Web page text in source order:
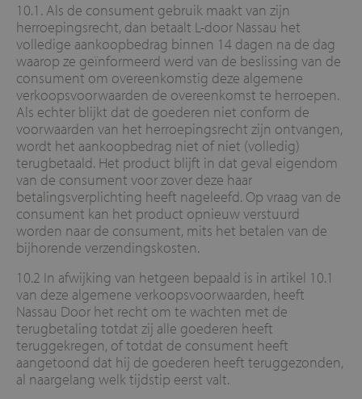
10.1. Als de consument gebruik maakt van zijn
herroepingsrecht, dan betaalt L-door Nassau het
volledige aankoopbedrag binnen 14 dagen na de dag
waarop ze geïnformeerd werd van de beslissing van de
consument om overeenkomstig deze algemene
verkoopsvoorwaarden de overeenkomst te herroepen.
Als echter blijkt dat de goederen niet conform de
voorwaarden van het herroepingsrecht zijn ontvangen,
wordt het aankoopbedrag niet of niet (volledig)
terugbetaald. Het product blijft in dat geval eigendom
van de consument voor zover deze haar
betalingsverplichting heeft nageleefd. Op vraag van de
consument kan het product opnieuw verstuurd
worden naar de consument, mits het betalen van de
bijhorende verzendingskosten.
10.2 In afwijking van hetgeen bepaald is in artikel 10.1
van deze algemene verkoopsvoorwaarden, heeft
Nassau Door het recht om te wachten met de
terugbetaling totdat zij alle goederen heeft
teruggekregen, of totdat de consument heeft
aangetoond dat hij de goederen heeft teruggezonden,
al naargelang welk tijdstip eerst valt.